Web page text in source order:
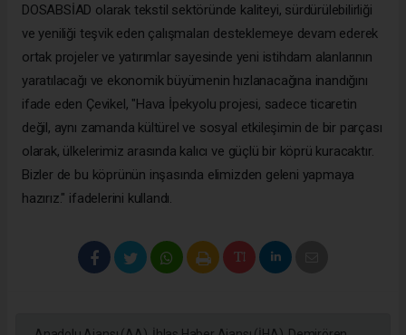
DOSABSİAD olarak tekstil sektöründe kaliteyi, sürdürülebilirliği
ve yeniliği teşvik eden çalışmaları desteklemeye devam ederek
ortak projeler ve yatırımlar sayesinde yeni istihdam alanlarının
yaratılacağı ve ekonomik büyümenin hızlanacağına inandığını
ifade eden Çevikel, "Hava İpekyolu projesi, sadece ticaretin
değil, aynı zamanda kültürel ve sosyal etkileşimin de bir parçası
olarak, ülkelerimiz arasında kalıcı ve güçlü bir köprü kuracaktır.
Bizler de bu köprünün inşasında elimizden geleni yapmaya
hazırız." ifadelerini kullandı.